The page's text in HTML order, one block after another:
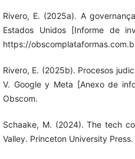
Rivero, E. (2025a). A
Estados Unidos [Informe de
https://
Rivero, E. (2025b). Procesos
V. Google y Meta [Anexo de
Obscom.
Schaake, M. (2024). The tech
Valley. Princeton University Press.